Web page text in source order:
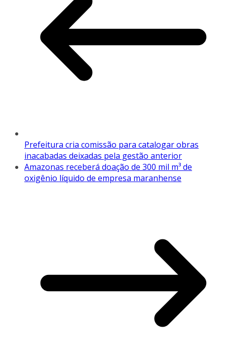
Prefeitura cria comissão para catalogar obras
inacabadas deixadas pela gestão anterior
Amazonas receberá doação de 300 mil m³ de
oxigênio líquido de empresa maranhense